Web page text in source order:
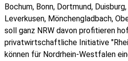
Bochum, Bonn, Dortmund,
Leverkusen, Mönchengladbach,
soll ganz NRW davon profitieren
privatwirtschaftliche Initiative
können für Nordrhein-Westfalen